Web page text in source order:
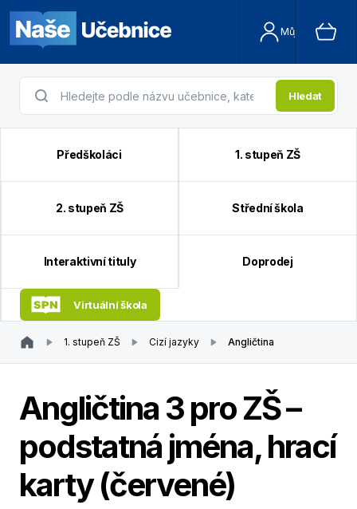
Můj účet
Hledat
Předškoláci 1. stupeň ZŠ
2. stupeň ZŠ Střední škola
Interaktivní tituly Doprodej
Virtuální škola
1. stupeň ZŠ Cizí jazyky Angličtina
Angličtina 3 pro ZŠ –
podstatná jména, hrací
karty (červené)